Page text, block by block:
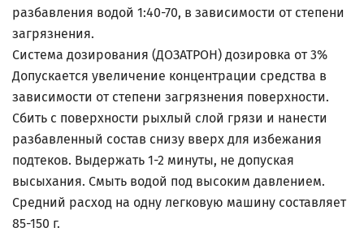
разбавления водой 1:40-70, в зависимости от степени
загрязнения.
Система дозирования (ДОЗАТРОН) дозировка от 3%
Допускается увеличение концентрации средства в
зависимости от степени загрязнения поверхности.
Сбить с поверхности рыхлый слой грязи и нанести
разбавленный состав снизу вверх для избежания
подтеков. Выдержать 1-2 минуты, не допуская
высыхания. Смыть водой под высоким давлением.
Средний расход на одну легковую машину составляет
85-150 г.